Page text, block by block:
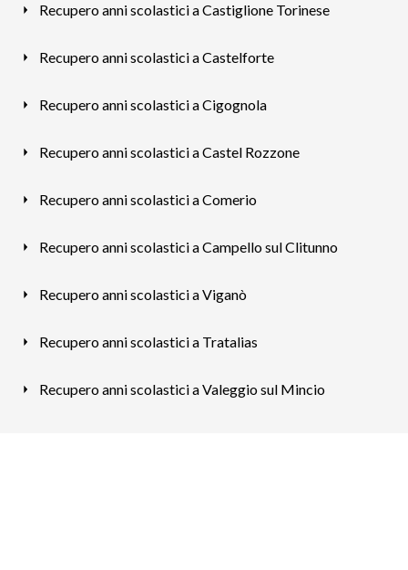
Recupero anni scolastici a Castiglione Torinese
Recupero anni scolastici a Castelforte
Recupero anni scolastici a Cigognola
Recupero anni scolastici a Castel Rozzone
Recupero anni scolastici a Comerio
Recupero anni scolastici a Campello sul Clitunno
Recupero anni scolastici a Viganò
Recupero anni scolastici a Tratalias
Recupero anni scolastici a Valeggio sul Mincio